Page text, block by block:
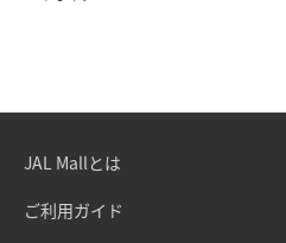
JAL Mallとは
ご利用ガイド